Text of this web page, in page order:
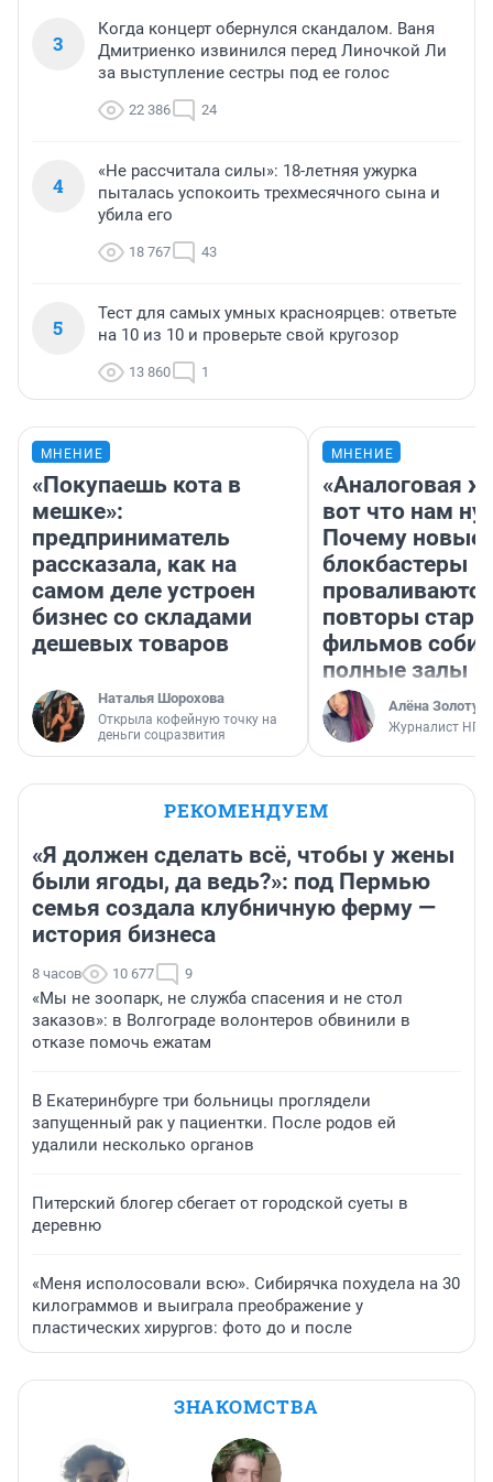
3
Когда концерт обернулся скандалом. Ваня
Дмитриенко извинился перед Линочкой Ли
за выступление сестры под ее голос
22 386 24
4
«Не рассчитала силы»: 18-летняя ужурка
пыталась успокоить трехмесячного сына и
убила его
18 767 43
5
Тест для самых умных красноярцев: ответьте
на 10 из 10 и проверьте свой кругозор
13 860 1
МНЕНИЕ
«Покупаешь кота в
мешке»:
предприниматель
рассказала, как на
самом деле устроен
бизнес со складами
дешевых товаров
Наталья Шорохова
Открыла кофейную точку на
деньги соцразвития
МНЕНИЕ
«Аналоговая
вот что нам
Почему новые
блокбастеры
повторы
фильмов
полные залы
Алёна
Журналист НГС
РЕКОМЕНДУЕМ
«Я должен сделать всё, чтобы у жены
были ягоды, да ведь?»: под Пермью
семья создала клубничную ферму —
история бизнеса
8 часов 10 677 9
«Мы не зоопарк, не служба спасения и не стол
заказов»: в Волгограде волонтеров обвинили в
отказе помочь ежатам
В Екатеринбурге три больницы проглядели
запущенный рак у пациентки. После родов ей
удалили несколько органов
Питерский блогер сбегает от городской суеты в
деревню
«Меня исполосовали всю». Сибирячка похудела на 30
килограммов и выиграла преображение у
пластических хирургов: фото до и после
ЗНАКОМСТВА